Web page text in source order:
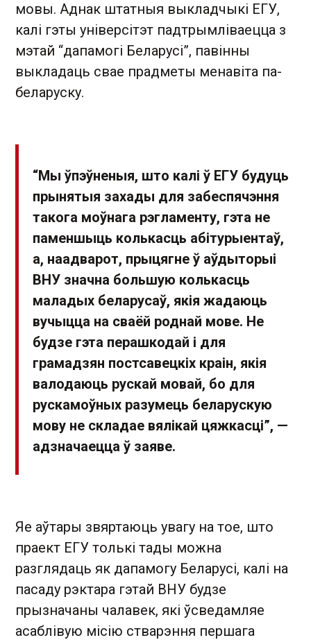
мовы. Аднак штатныя выкладчыкі ЕГУ,
калі гэты універсітэт падтрымліваецца з
мэтай “дапамогі Беларусі”, павінны
выкладаць свае прадметы менавіта па-
беларуску.
“Мы ўпэўненыя, што калі ў ЕГУ будуць
прынятыя захады для забеспячэння
такога моўнага рэгламенту, гэта не
паменшыць колькасць абітурыентаў,
а, наадварот, прыцягне ў аўдыторыі
ВНУ значна большую колькасць
маладых беларусаў, якія жадаюць
вучыцца на сваёй роднай мове. Не
будзе гэта перашкодай і для
грамадзян постсавецкіх краін, якія
валодаюць рускай мовай, бо для
рускамоўных разумець беларускую
мову не складае вялікай цяжкасці”, —
адзначаецца ў заяве.
Яе аўтары звяртаюць увагу на тое, што
праект ЕГУ толькі тады можна
разглядаць як дапамогу Беларусі, калі на
пасаду рэктара гэтай ВНУ будзе
прызначаны чалавек, які ўсведамляе
асаблівую місію стварэння першага